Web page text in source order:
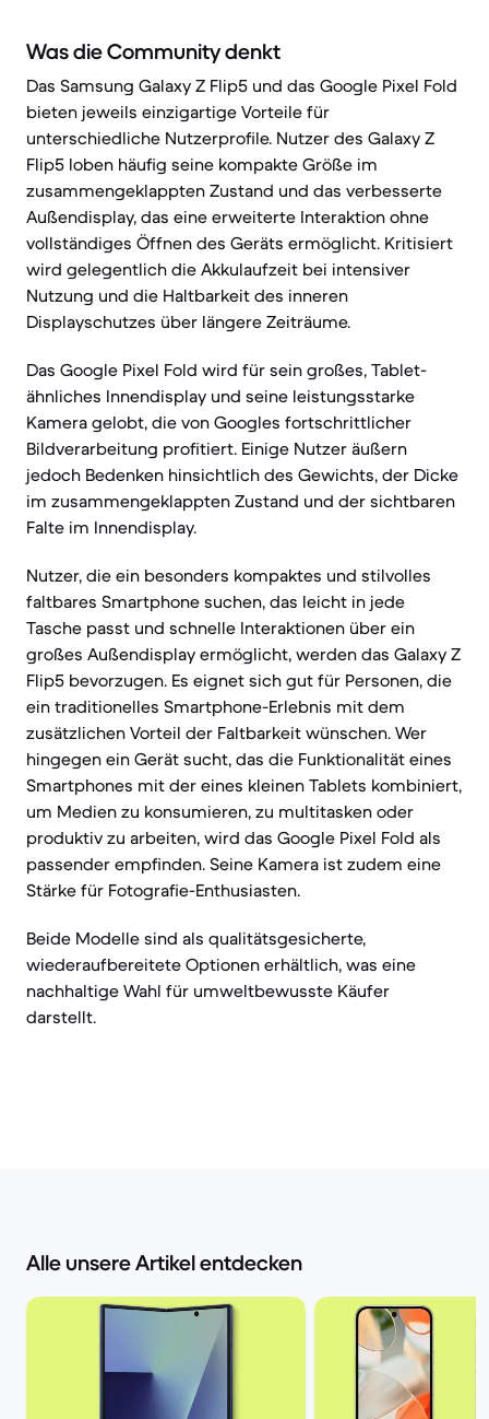
Was die Community denkt
Das Samsung Galaxy Z Flip5 und das Google Pixel Fold
bieten jeweils einzigartige Vorteile für
unterschiedliche Nutzerprofile. Nutzer des Galaxy Z
Flip5 loben häufig seine kompakte Größe im
zusammengeklappten Zustand und das verbesserte
Außendisplay, das eine erweiterte Interaktion ohne
vollständiges Öffnen des Geräts ermöglicht. Kritisiert
wird gelegentlich die Akkulaufzeit bei intensiver
Nutzung und die Haltbarkeit des inneren
Displayschutzes über längere Zeiträume.
Das Google Pixel Fold wird für sein großes, Tablet-
ähnliches Innendisplay und seine leistungsstarke
Kamera gelobt, die von Googles fortschrittlicher
Bildverarbeitung profitiert. Einige Nutzer äußern
jedoch Bedenken hinsichtlich des Gewichts, der Dicke
im zusammengeklappten Zustand und der sichtbaren
Falte im Innendisplay.
Nutzer, die ein besonders kompaktes und stilvolles
faltbares Smartphone suchen, das leicht in jede
Tasche passt und schnelle Interaktionen über ein
großes Außendisplay ermöglicht, werden das Galaxy Z
Flip5 bevorzugen. Es eignet sich gut für Personen, die
ein traditionelles Smartphone-Erlebnis mit dem
zusätzlichen Vorteil der Faltbarkeit wünschen. Wer
hingegen ein Gerät sucht, das die Funktionalität eines
Smartphones mit der eines kleinen Tablets kombiniert,
um Medien zu konsumieren, zu multitasken oder
produktiv zu arbeiten, wird das Google Pixel Fold als
passender empfinden. Seine Kamera ist zudem eine
Stärke für Fotografie-Enthusiasten.
Beide Modelle sind als qualitätsgesicherte,
wiederaufbereitete Optionen erhältlich, was eine
nachhaltige Wahl für umweltbewusste Käufer
darstellt.
Alle unsere Artikel entdecken